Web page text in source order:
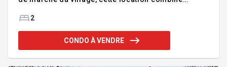
montagne. Vous y découvrirez un espace de vie à
chaleureux salon avec foyer au bois, un balcon avec
vue imprenable. Idéale pour profiter pleinement de
2
CONDO À VENDRE